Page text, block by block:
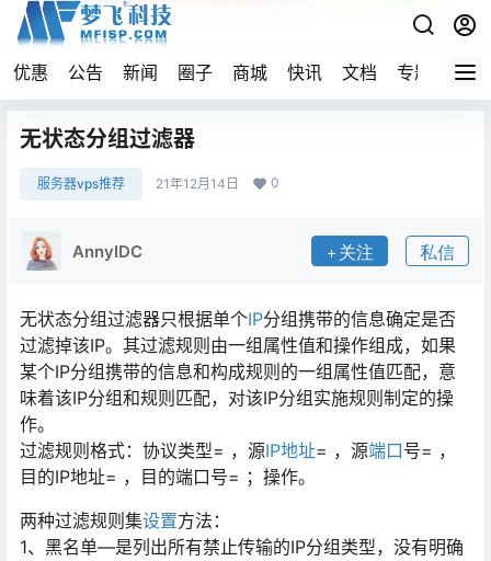
优惠 公告 新闻 圈子 商城 快讯 文档 专题 导航
无状态分组过滤器
服务器vps推荐 21年12月14日 0
AnnyIDC 关注 私信
无状态分组过滤器只根据单个IP分组携带的信息确定是否
过滤掉该IP。其过滤规则由一组属性值和操作组成，如果
某个IP分组携带的信息和构成规则的一组属性值匹配，意
味着该IP分组和规则匹配，对该IP分组实施规则制定的操
作。
过滤规则格式：协议类型= ，源IP地址= ，源端口号= ，
目的IP地址= ，目的端口号= ；操作。
两种过滤规则集设置方法：
1、黑名单—是列出所有禁止传输的IP分组类型，没有明确